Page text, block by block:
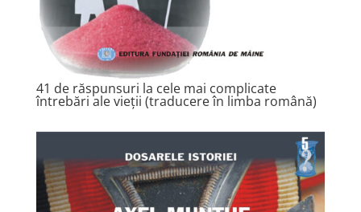
41 de răspunsuri la cele mai complicate
întrebări ale vieții (traducere în limba română)